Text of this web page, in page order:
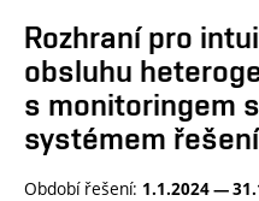
Rozhraní pro
obsluhu
s monitoringem
systémem
Období řešení: 1.1.2024 —